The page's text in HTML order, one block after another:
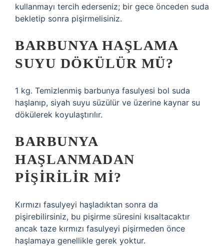
kullanmayı tercih ederseniz; bir gece önceden suda
bekletip sonra pişirmelisiniz.
BARBUNYA HAŞLAMA
SUYU DÖKÜLÜR MÜ?
1 kg. Temizlenmiş barbunya fasulyesi bol suda
haşlanıp, siyah suyu süzülür ve üzerine kaynar su
dökülerek koyulaştırılır.
BARBUNYA
HAŞLANMADAN
PIŞIRILIR MI?
Kırmızı fasulyeyi haşladıktan sonra da
pişirebilirsiniz, bu pişirme süresini kısaltacaktır
ancak taze kırmızı fasulyeyi pişirmeden önce
haşlamaya genellikle gerek yoktur.